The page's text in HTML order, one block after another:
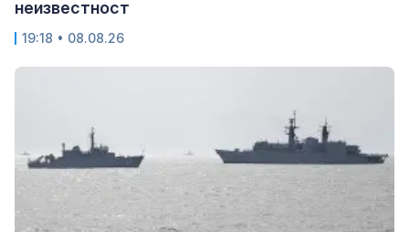
неизвестност
19:18 • 08.08.26